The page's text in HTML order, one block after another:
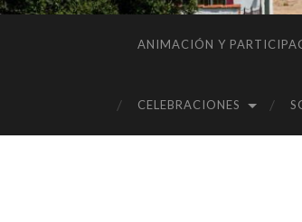
ANIMACIÓN Y
CELEBRACIONES